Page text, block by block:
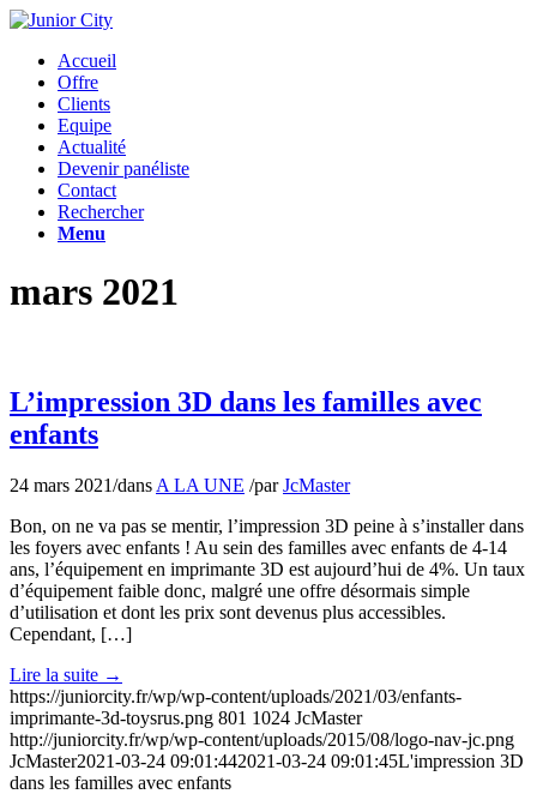
Accueil
Offre
Clients
Equipe
Actualité
Devenir panéliste
Contact
Rechercher
Menu
mars 2021
L’impression 3D dans les familles avec
enfants
24 mars 2021/dans A LA UNE /parJcMaster
Bon, on ne va pas se mentir, l’impression 3D peine à s’installer dans
les foyers avec enfants ! Au sein des familles avec enfants de 4-14
ans, l’équipement en imprimante 3D est aujourd’hui de 4%. Un taux
d’équipement faible donc, malgré une offre désormais simple
d’utilisation et dont les prix sont devenus plus accessibles.
Cependant, […]
Lire la suite →
https://juniorcity.fr/wp/wp-content/uploads/2021/03/enfants-
imprimante-3d-toysrus.png 801 1024 JcMaster
http://juniorcity.fr/wp/wp-content/uploads/2015/08/logo-nav-jc.png
JcMaster2021-03-24 09:01:442021-03-24 09:01:45L'impression 3D
dans les familles avec enfants